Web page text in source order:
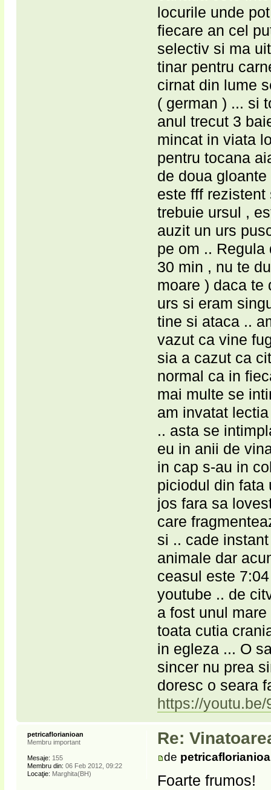
locurile unde
fiecare an cel
selectiv si ma
tinar pentru
cirnat din lume
( german ) ... si
anul trecut 3
mincat in viata
pentru tocana
de doua
este fff
trebuie ursul ,
auzit un urs
pe om ..
30 min , nu te
moare ) daca te
urs si eram
tine si ataca ..
vazut ca vine
sia a cazut ca
normal ca in
mai multe se
am invatat
.. asta se
eu in anii de
in cap s-au in
piciodul din fata
jos fara sa
care
si .. cade
animale dar
ceasul este
youtube .. de
a fost unul
toata cutia
in egleza ... O
sincer nu prea
doresc o seara
https://
Re:
de
Foarte frumos!
petricaflorianioan
Membru important
Mesaje: 155
Membru din: 06 Feb 2012, 09:22
Locaţie: Marghita(BH)